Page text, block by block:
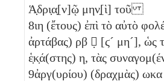
Ἁ̣δρι̣α̣[ν]ῷ μην̣[ὶ] τοῦ
8ιη (ἔτους) ἐπὶ τὸ αὐτὸ
ἀρτάβας) ρβ 𐅵̣ [ϛ´ μη´], ὡς
ἑ̣κ̣ά(στης) η, τὰς
9ἀργ(υρίου) (δραχμὰς) ωκα